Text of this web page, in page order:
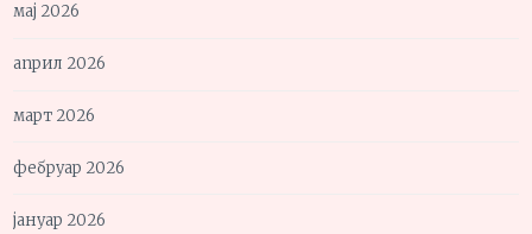
мај 2026
април 2026
март 2026
фебруар 2026
јануар 2026